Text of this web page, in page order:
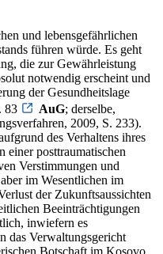
und lebensgefährlichen
führen würde. Es geht
die zur Gewährleistung
notwendig erscheint und
der Gesundheitslage
83
AuG; derselbe,
2009, S. 233).
des Verhaltens ihres
einer posttraumatischen
Verstimmungen und
im Wesentlichen im
der Zukunftsaussichten
Beeinträchtigungen
inwiefern es
das Verwaltungsgericht
Botschaft im Kosovo